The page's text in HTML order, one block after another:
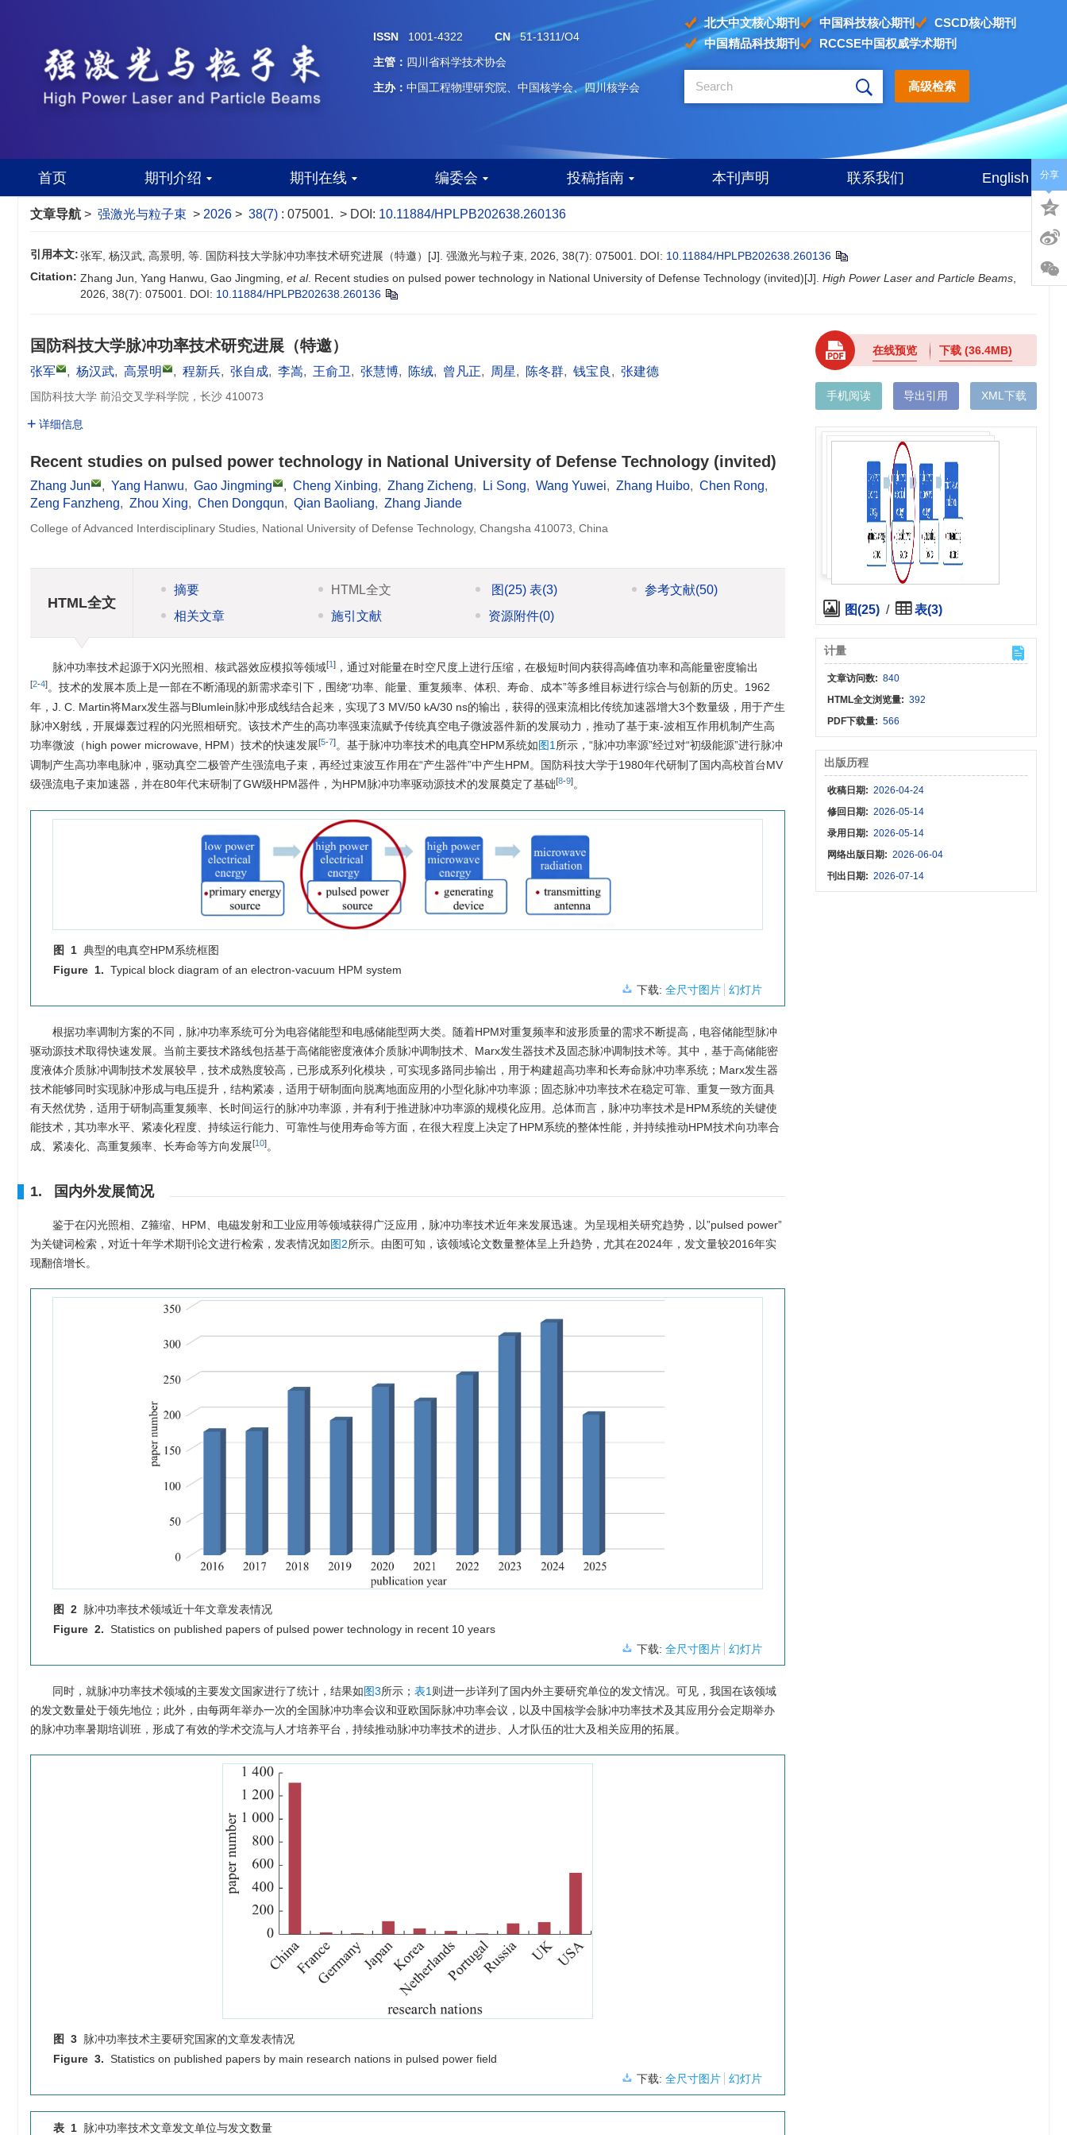
ISSN 1001-4322 CN51-1311/O4
主管： 四川省科学技术协会
主办：中国工程物理研究院、中国核学会、四川核学会
北大中文核心期刊 中国科技核心期刊
CSCD核心期刊
中国精品科技期刊
RCCSE中国权威学术期刊
高级检索
首页 期刊介绍 期刊在线 编委会 投稿指南 本刊声明 联系我们 English
文章导航 > 强激光与粒子束 > 2026 > 38(7) : 075001. > DOI: 10.11884/HPLPB202638.260136
引用本文:张军, 杨汉武, 高景明, 等. 国防科技大学脉冲功率技术研究进展（特邀）[J]. 强激光与粒子束, 2026, 38(7): 075001. DOI: 10.11884/HPLPB202638.260136
Citation: Zhang Jun, Yang Hanwu, Gao Jingming, et al. Recent studies on pulsed power technology in National University of Defense Technology (invited)[J]. High Power Laser and Particle Beams
2026, 38(7): 075001. DOI: 10.11884/HPLPB202638.260136
国防科技大学脉冲功率技术研究进展（特邀）
张军 , 杨汉武, 高景明 , 程新兵, 张自成, 李嵩, 王俞卫, 张慧博, 陈绒, 曾凡正, 周星, 陈冬群, 钱宝良 , 张建德
国防科技大学 前沿交叉学科学院，长沙 410073
详细信息
Recent studies on pulsed power technology in National University of Defense Technology (invited)
Zhang Jun , Yang Hanwu, Gao Jingming , Cheng Xinbing, Zhang Zicheng, Li Song, Wang Yuwei, Zhang Huibo, Chen Rong,
Zeng Fanzheng, Zhou Xing, Chen Dongqun, Qian Baoliang, Zhang Jiande
College of Advanced Interdisciplinary Studies, National University of Defense Technology, Changsha 410073, China
HTML全文
摘要 HTML全文 图 (25)表(3) 参考文献(50)
相关文章
施引文献 资源附件(0)
脉冲功率技术起源于X闪光照相、核武器效应模拟等领域[1] ，通过对能量在时空尺度上进行压缩，在极短时间内获得高峰值功率和高能量密度输出
[2-4]。技术的发展本质上是一部在不断涌现的新需求牵引下，围绕“功率、能量、重复频率、体积、寿命、成本”等多维目标进行综合与创新的历史。1962
年，J. C. Martin将Marx发生器与Blumlein脉冲形成线结合起来，实现了3 MV/50 kA/30 ns的输出，获得的强束流相比传统加速器增大3个数量级，用于产生
脉冲X射线，开展爆轰过程的闪光照相研究。该技术产生的高功率强束流赋予传统真空电子微波器件新的发展动力，推动了基于束-波相互作用机制产生高
功率微波（high power microwave, HPM）技术的快速发展[5-7]。基于脉冲功率技术的电真空HPM系统如图1 所示，“脉冲功率源”经过对“初级能源”进行脉冲
调制产生高功率电脉冲，驱动真空二极管产生强流电子束，再经过束波互作用在“产生器件”中产生HPM。国防科技大学于1980年代研制了国内高校首台MV
级强流电子束加速器，并在80年代末研制了GW级HPM器件，为HPM脉冲功率驱动源技术的发展奠定了基础[8-9]。
图 1 典型的电真空HPM系统框图
Figure 1. Typical block diagram of an electron-vacuum HPM system
下载: 全尺寸图片 幻灯片
根据功率调制方案的不同，脉冲功率系统可分为电容储能型和电感储能型两大类。随着HPM对重复频率和波形质量的需求不断提高，电容储能型脉冲
驱动源技术取得快速发展。当前主要技术路线包括基于高储能密度液体介质脉冲调制技术、Marx发生器技术及固态脉冲调制技术等。其中，基于高储能密
度液体介质脉冲调制技术发展较早，技术成熟度较高，已形成系列化模块，可实现多路同步输出，用于构建超高功率和长寿命脉冲功率系统；Marx发生器
技术能够同时实现脉冲形成与电压提升，结构紧凑，适用于研制面向脱离地面应用的小型化脉冲功率源；固态脉冲功率技术在稳定可靠、重复一致方面具
有天然优势，适用于研制高重复频率、长时间运行的脉冲功率源，并有利于推进脉冲功率源的规模化应用。总体而言，脉冲功率技术是HPM系统的关键使
能技术，其功率水平、紧凑化程度、持续运行能力、可靠性与使用寿命等方面，在很大程度上决定了HPM系统的整体性能，并持续推动HPM技术向功率合
成、紧凑化、高重复频率、长寿命等方向发展[10]。
1. 国内外发展简况
鉴于在闪光照相、Z箍缩、HPM、电磁发射和工业应用等领域获得广泛应用，脉冲功率技术近年来发展迅速。为呈现相关研究趋势，以”pulsed power”
为关键词检索，对近十年学术期刊论文进行检索，发表情况如图2所示。由图可知，该领域论文数量整体呈上升趋势，尤其在2024年，发文量较2016年实
现翻倍增长。
图 2 脉冲功率技术领域近十年文章发表情况
Figure 2. Statistics on published papers of pulsed power technology in recent 10 years
下载: 全尺寸图片 幻灯片
同时，就脉冲功率技术领域的主要发文国家进行了统计，结果如图3所示； 表1 则进一步详列了国内外主要研究单位的发文情况。可见，我国在该领域
的发文数量处于领先地位；此外，由每两年举办一次的全国脉冲功率会议和亚欧国际脉冲功率会议，以及中国核学会脉冲功率技术及其应用分会定期举办
的脉冲功率暑期培训班，形成了有效的学术交流与人才培养平台，持续推动脉冲功率技术的进步、人才队伍的壮大及相关应用的拓展。
图 3 脉冲功率技术主要研究国家的文章发表情况
Figure 3. Statistics on published papers by main research nations in pulsed power field
下载: 全尺寸图片 幻灯片
表 1 脉冲功率技术文章发文单位与发文数量
在线预览 下载(36.4MB)
手机阅读 导出引用 XML下载
图(25) / 表(3)
计量
文章访问数: 840
HTML全文浏览量: 392
PDF下载量: 566
出版历程
收稿日期: 2026-04-24
修回日期: 2026-05-14
录用日期: 2026-05-14
网络出版日期: 2026-06-04
刊出日期: 2026-07-14
分享